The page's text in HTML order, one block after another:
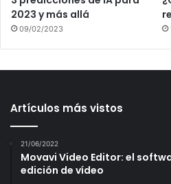
2023 y más allá
09/02/2023
Artículos más vistos
21/06/2022
Movavi Video Editor: el
edición de vídeo